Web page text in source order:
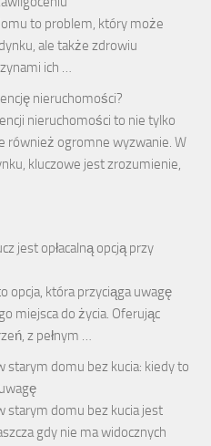
to problem, który może
ale także zdrowiu
ich …
nieruchomości?
nieruchomości to nie tylko
również ogromne wyzwanie. W
kluczowe jest zrozumienie,
jest opłacalną opcją przy
opcja, która przyciąga uwagę
miejsca do życia. Oferując
z pełnym …
starym domu bez kucia: kiedy to
starym domu bez kucia jest
gdy nie ma widocznych